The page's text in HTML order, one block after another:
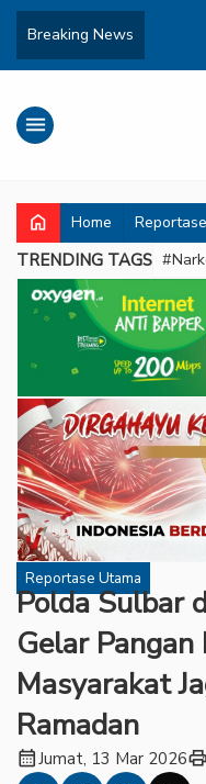
Breaking News
menu
home Home
TRENDING TAGS
Reportase Utama
Polda Sulbar
Gelar
Masyarakat
Ramadan
calendar_monthJumat, 13 Mar 2026print